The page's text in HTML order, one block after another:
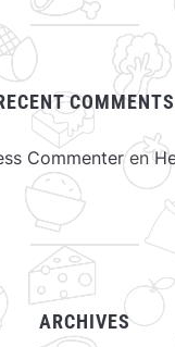
COMMENTS
Commenteren
ARCHIVES